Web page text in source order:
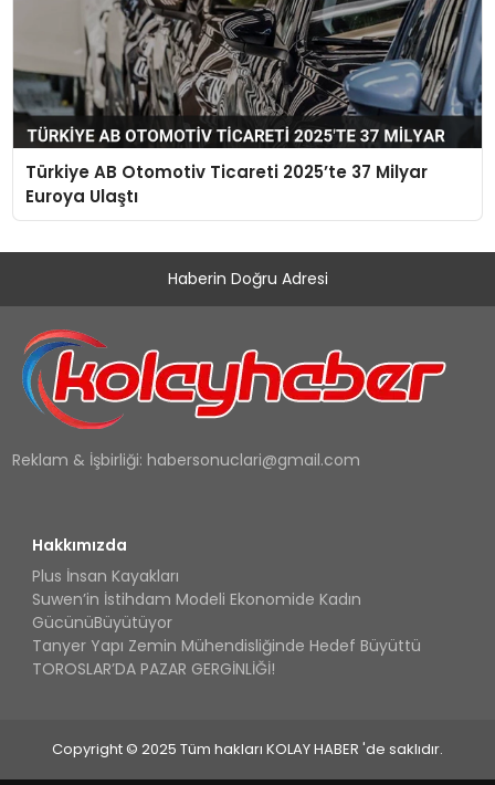
Türkiye AB Otomotiv Ticareti 2025’te 37 Milyar
Euroya Ulaştı
Haberin Doğru Adresi
Reklam & İşbirliği: habersonuclari@gmail.com
Hakkımızda
Plus İnsan Kayakları
Suwen’in İstihdam Modeli Ekonomide Kadın
GücünüBüyütüyor
Tanyer Yapı Zemin Mühendisliğinde Hedef Büyüttü
TOROSLAR’DA PAZAR GERGİNLİĞİ!
Copyright © 2025 Tüm hakları KOLAY HABER 'de saklıdır.